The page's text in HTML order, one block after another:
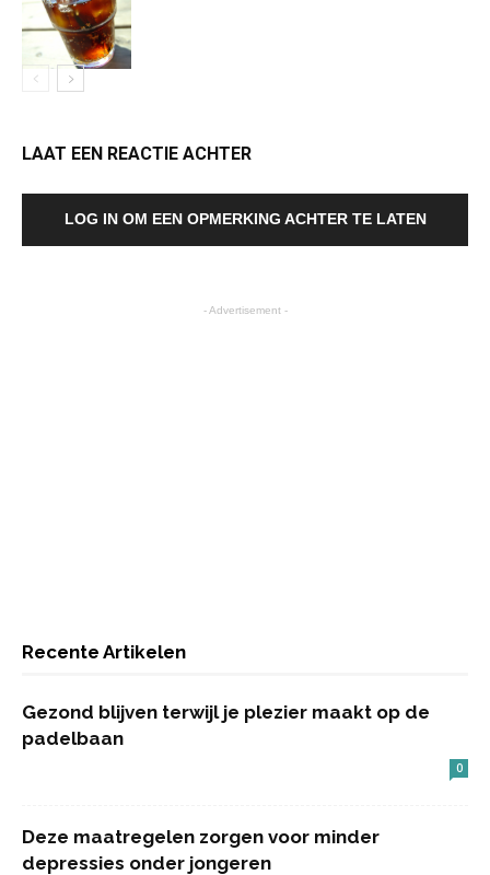
LAAT EEN REACTIE ACHTER
LOG IN OM EEN OPMERKING ACHTER TE LATEN
- Advertisement -
Recente Artikelen
Gezond blijven terwijl je plezier maakt op de
padelbaan
0
Deze maatregelen zorgen voor minder
depressies onder jongeren